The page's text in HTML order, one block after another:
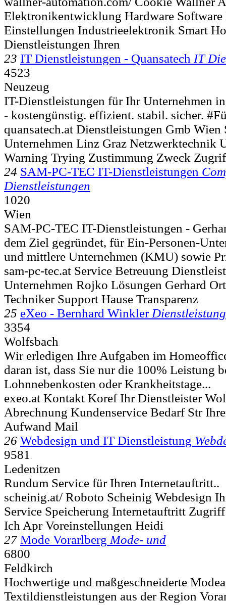
Elektronikentwicklung Hardware Software
Einstellungen Industrieelektronik Smart
Dienstleistungen Ihren
23 IT Dienstleistungen - Quansatech IT
4523
Neuzeug
IT-Dienstleistungen für Ihr Unternehmen
- kostengünstig. effizient. stabil. sicher.
quansatech.at Dienstleistungen Gmb Wien
Unternehmen Linz Graz Netzwerktechnik
Warning Trying Zustimmung Zweck
24 SAM-PC-TEC IT-Dienstleistungen
Dienstleistungen
1020
Wien
SAM-PC-TEC IT-Dienstleistungen -
dem Ziel gegründet, für Ein-Personen-
und mittlere Unternehmen (KMU) sowie
sam-pc-tec.at Service Betreuung
Unternehmen Rojko Lösungen Gerhard
Techniker Support Hause Transparenz
25 eXeo - Bernhard Winkler
3354
Wolfsbach
Wir erledigen Ihre Aufgaben im
daran ist, dass Sie nur die 100% Leistung
Lohnnebenkosten oder Krankheitstage...
exeo.at Kontakt Koref Ihr Dienstleister
Abrechnung Kundenservice Bedarf Str
Aufwand Mail
26 Webdesign und IT Dienstleistung
9581
Ledenitzen
Rundum Service für Ihren Internetauftritt..
scheinig.at/ Roboto Scheinig Webdesign
Service Speicherung Internetauftritt
Ich Apr Voreinstellungen Heidi
27 Mode Vorarlberg Mode- und
6800
Feldkirch
Hochwertige und maßgeschneiderte
Textildienstleistungen aus der Region